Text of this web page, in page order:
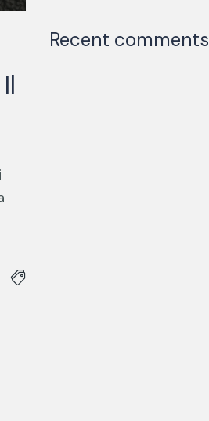
Recent comments